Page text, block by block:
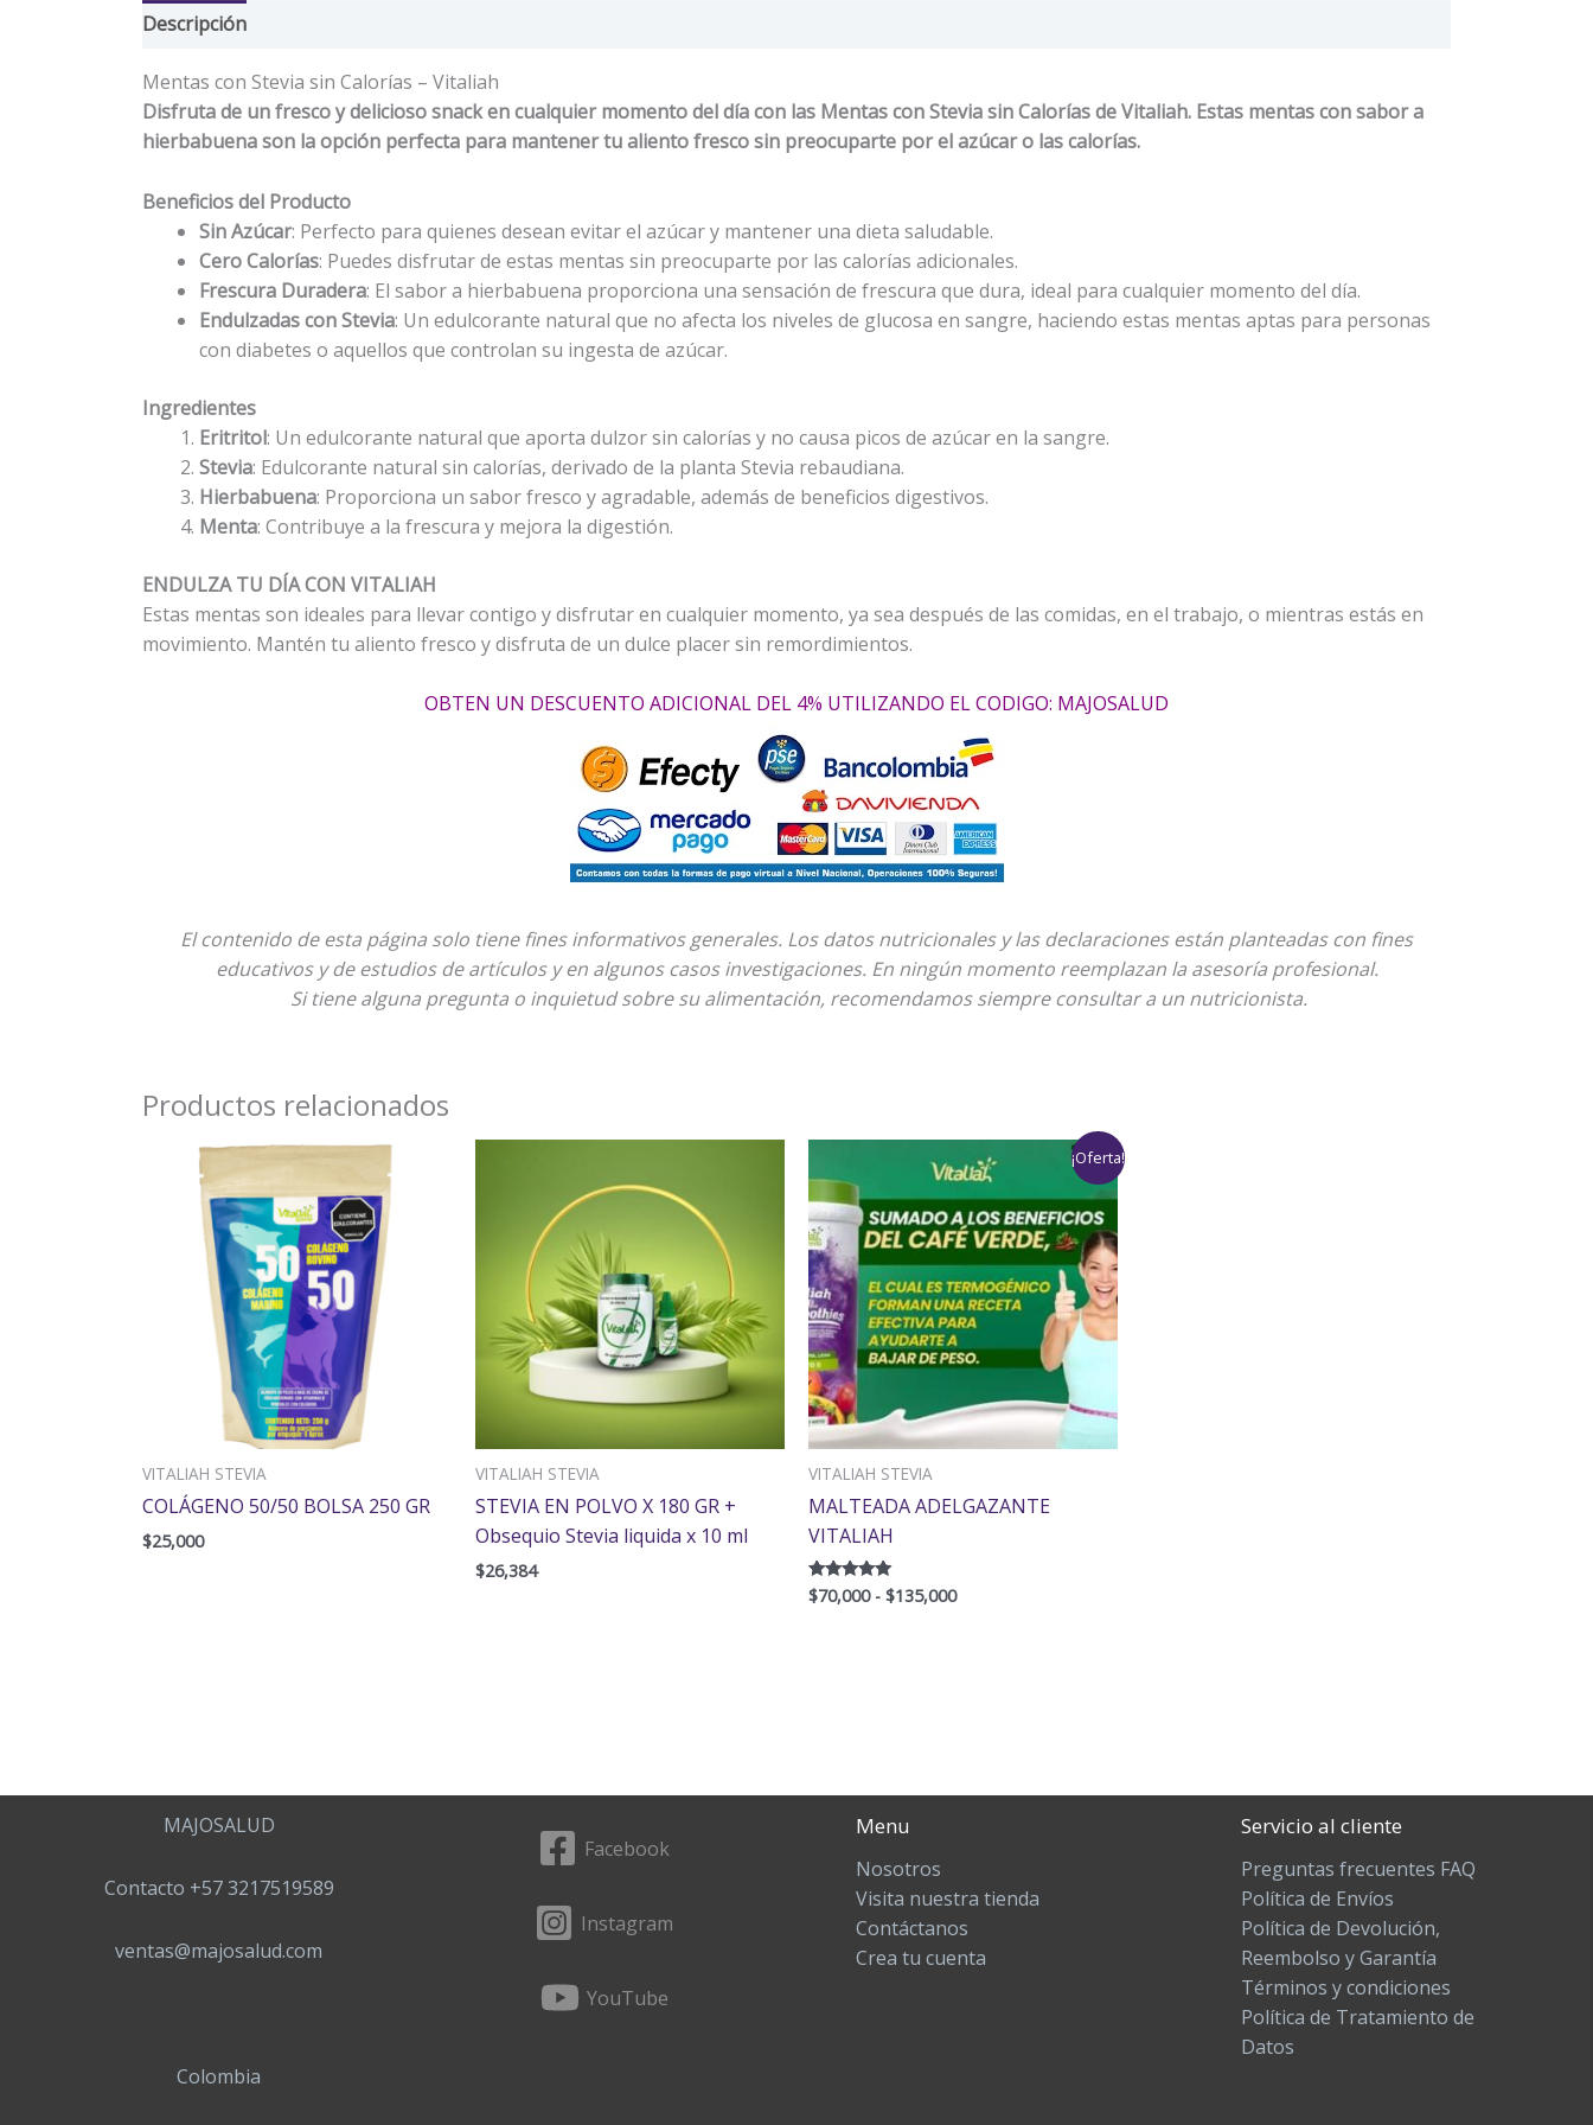
Descripción
Mentas con Stevia sin Calorías – Vitaliah
Disfruta de un fresco y delicioso snack en cualquier momento del día con las Mentas con Stevia sin Calorías de Vitaliah. Estas mentas con sabor a
hierbabuena son la opción perfecta para mantener tu aliento fresco sin preocuparte por el azúcar o las calorías.
Beneficios del Producto
Sin Azúcar: Perfecto para quienes desean evitar el azúcar y mantener una dieta saludable.
Cero Calorías: Puedes disfrutar de estas mentas sin preocuparte por las calorías adicionales.
Frescura Duradera: El sabor a hierbabuena proporciona una sensación de frescura que dura, ideal para cualquier momento del día.
Endulzadas con Stevia: Un edulcorante natural que no afecta los niveles de glucosa en sangre, haciendo estas mentas aptas para personas
con diabetes o aquellos que controlan su ingesta de azúcar.
Ingredientes
Eritritol: Un edulcorante natural que aporta dulzor sin calorías y no causa picos de azúcar en la sangre.
Stevia: Edulcorante natural sin calorías, derivado de la planta Stevia rebaudiana.
Hierbabuena: Proporciona un sabor fresco y agradable, además de beneficios digestivos.
Menta: Contribuye a la frescura y mejora la digestión.
ENDULZA TU DÍA CON VITALIAH
Estas mentas son ideales para llevar contigo y disfrutar en cualquier momento, ya sea después de las comidas, en el trabajo, o mientras estás en
movimiento. Mantén tu aliento fresco y disfruta de un dulce placer sin remordimientos.
OBTEN UN DESCUENTO ADICIONAL DEL 4% UTILIZANDO EL CODIGO: MAJOSALUD
El contenido de esta página solo tiene fines informativos generales. Los datos nutricionales y las declaraciones están planteadas con fines
educativos y de estudios de artículos y en algunos casos investigaciones. En ningún momento reemplazan la asesoría profesional.
Si tiene alguna pregunta o inquietud sobre su alimentación, recomendamos siempre consultar a un nutricionista.
Productos relacionados
VITALIAH STEVIA
COLÁGENO 50/50 BOLSA 250 GR
$25,000
VITALIAH STEVIA
STEVIA EN POLVO X 180 GR +
Obsequio Stevia liquida x 10 ml
$26,384
¡Oferta!
VITALIAH STEVIA
MALTEADA ADELGAZANTE
VITALIAH
Valorado con
5.00
$70,000 - $135,000
de
precios:
desde
$70,000
hasta
$135,000
MAJOSALUD
Contacto +57 3217519589
ventas@majosalud.com
Colombia
Facebook
Instagram
YouTube
Menu
Nosotros
Visita nuestra tienda
Contáctanos
Crea tu cuenta
Servicio al cliente
Preguntas frecuentes FAQ
Política de Envíos
Política de Devolución,
Reembolso y Garantía
Términos y condiciones
Política de Tratamiento de
Datos